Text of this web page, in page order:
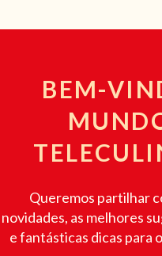
BEM-
Queremos partilhar
novidades, as melhores
e fantásticas dicas para